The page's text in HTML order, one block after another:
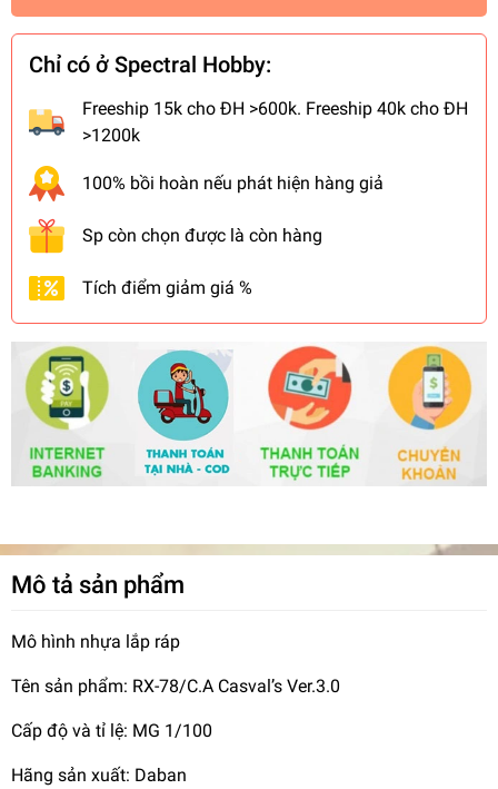
Chỉ có ở Spectral Hobby:
Freeship 15k cho ĐH >600k. Freeship 40k cho ĐH
>1200k
100% bồi hoàn nếu phát hiện hàng giả
Sp còn chọn được là còn hàng
Tích điểm giảm giá %
Mô tả sản phẩm
Mô hình nhựa lắp ráp
Tên sản phẩm: RX-78/C.A Casval’s Ver.3.0
Cấp độ và tỉ lệ: MG 1/100
Hãng sản xuất: Daban